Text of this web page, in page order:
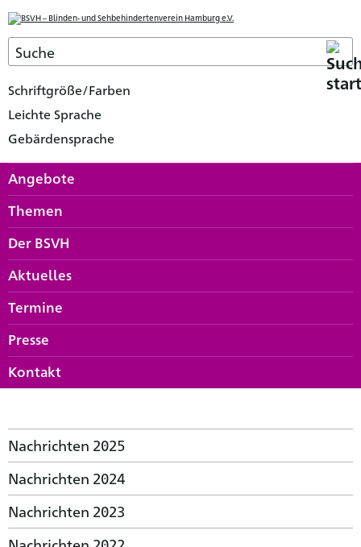
Schriftgröße/Farben
Leichte Sprache
Gebärdensprache
Angebote
Themen
Der BSVH
Aktuelles
Termine
Presse
Kontakt
Nachrichten 2025
Nachrichten 2024
Nachrichten 2023